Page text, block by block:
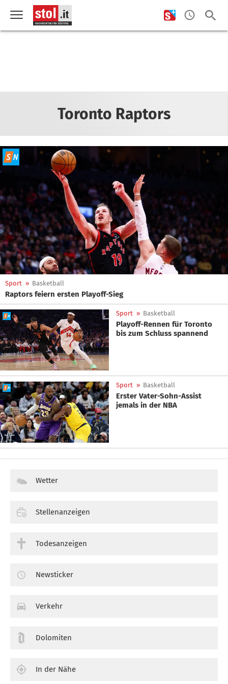
Toronto Raptors
Sport » Basketball
Raptors feiern ersten Playoff-Sieg
Sport » Basketball
Playoff-Rennen für Toronto
bis zum Schluss spannend
Sport » Basketball
Erster Vater-Sohn-Assist
jemals in der NBA
Wetter
Stellenanzeigen
Todesanzeigen
Newsticker
Verkehr
Dolomiten
In der Nähe